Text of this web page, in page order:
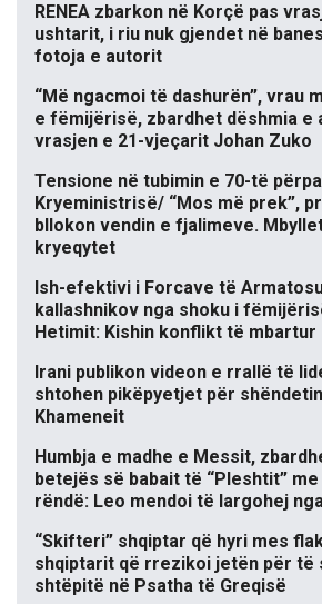
RENEA zbarkon në Korçë pas
ushtarit, i riu nuk gjendet në
fotoja e autorit
“Më ngacmoi të dashurën”, vrau
e fëmijërisë, zbardhet dëshmia e
vrasjen e 21-vjeçarit Johan Zuko
Tensione në tubimin e 70-të
Kryeministrisë/ “Mos më prek”,
bllokon vendin e fjalimeve.
kryeqytet
Ish-efektivi i Forcave të
kallashnikov nga shoku i
Hetimit: Kishin konflikt të mbartur
Irani publikon videon e rrallë të
shtohen pikëpyetjet për
Khameneit
Humbja e madhe e Messit,
betejës së babait të “Pleshtit”
rëndë: Leo mendoi të largohej
“Skifteri” shqiptar që hyri mes
shqiptarit që rrezikoi jetën për të
shtëpitë në Psatha të Greqisë